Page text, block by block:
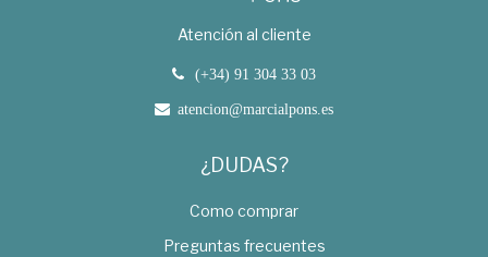
Atención al cliente
(+34) 91 304 33 03
atencion@marcialpons.es
¿DUDAS?
Como comprar
Preguntas frecuentes